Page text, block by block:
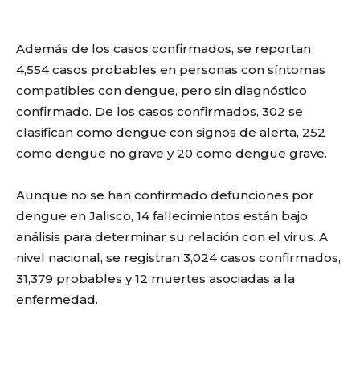
Además de los casos confirmados, se reportan
4,554 casos probables en personas con síntomas
compatibles con dengue, pero sin diagnóstico
confirmado. De los casos confirmados, 302 se
clasifican como dengue con signos de alerta, 252
como dengue no grave y 20 como dengue grave.
Aunque no se han confirmado defunciones por
dengue en Jalisco, 14 fallecimientos están bajo
análisis para determinar su relación con el virus. A
nivel nacional, se registran 3,024 casos confirmados,
31,379 probables y 12 muertes asociadas a la
enfermedad.